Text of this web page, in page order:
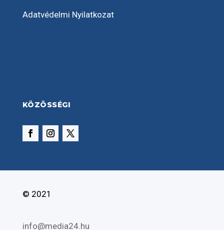
Adatvédelmi Nyilatkozat
KÖZÖSSÉGI
© 2021
info@media24.hu